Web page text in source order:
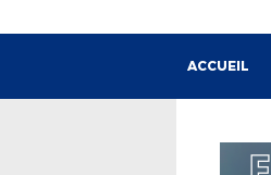
ACCUEIL